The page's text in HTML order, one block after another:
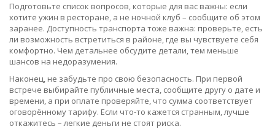
Подготовьте список вопросов, которые для вас важны: если
хотите ужин в ресторане, а не ночной клуб – сообщите об этом
заранее. Доступность транспорта тоже важна: проверьте, есть
ли возможность встретиться в районе, где вы чувствуете себя
комфортно. Чем детальнее обсудите детали, тем меньше
шансов на недоразумения.
Наконец, не забудьте про свою безопасность. При первой
встрече выбирайте публичные места, сообщите другу о дате и
времени, а при оплате проверяйте, что сумма соответствует
оговорённому тарифу. Если что‑то кажется странным, лучше
откажитесь – легкие деньги не стоят риска.